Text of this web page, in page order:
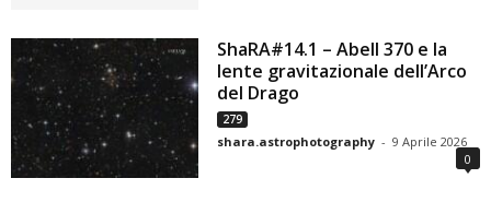
ShaRA#14.1 – Abell 370 e la
lente gravitazionale dell’Arco
del Drago
279
shara.astrophotography - 9 Aprile 2026
0